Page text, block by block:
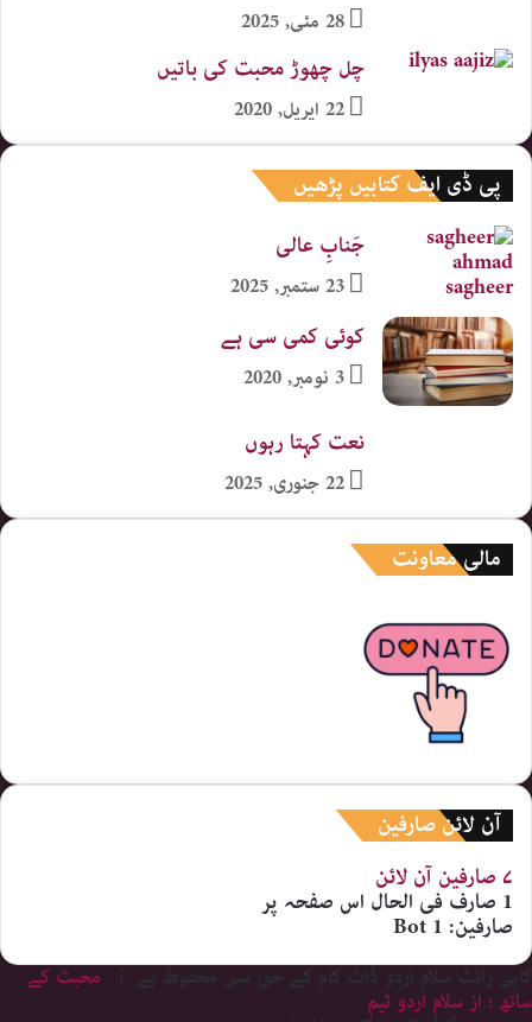
28 مئی, 2025
چل چھوڑ محبت کی باتیں
22 اپریل, 2020
پی ڈی ایف کتابیں پڑھیں
جَنابِ عالی
23 ستمبر, 2025
کوئی کمی سی ہے
3 نومبر, 2020
نعت کہتا رہوں
22 جنوری, 2025
مالی معاونت
آن لائن صارفین
۷ صارفین
آن لائن
1 صارف فی الحال اس صفحہ پر
صارفین: 1 Bot
کاپی رائٹ سلام اردو ڈاٹ کام کے حق میں محفوظ ہے |
محبت کے
ساتھ : از سلام اردو ٹیم